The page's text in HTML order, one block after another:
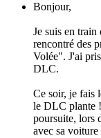
Bonjour,
Je suis en
rencontré des
Volée". J'ai
DLC.
Ce soir, je fais
le DLC plante
poursuite, lors
avec sa